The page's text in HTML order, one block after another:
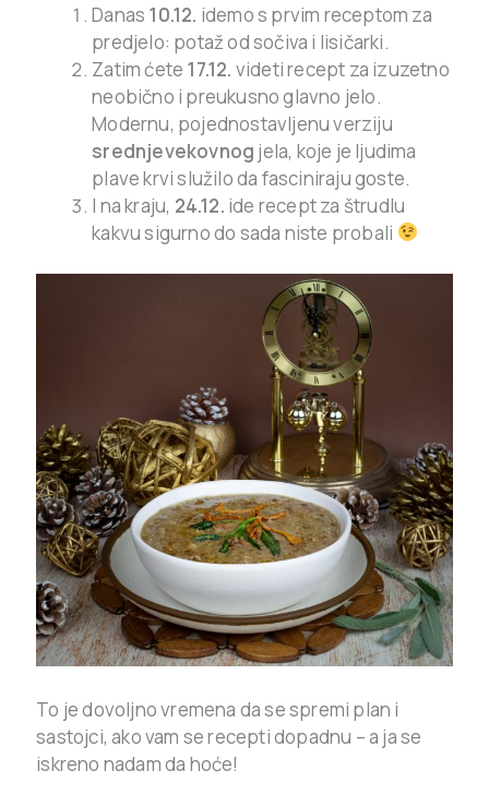
Danas 10.12. idemo s prvim receptom za
predjelo: potaž od sočiva i lisičarki.
Zatim ćete 17.12. videti recept za izuzetno
neobično i preukusno glavno jelo.
Modernu, pojednostavljenu verziju
srednjevekovnog jela, koje je ljudima
plave krvi služilo da fasciniraju goste.
I na kraju, 24.12. ide recept za štrudlu
kakvu sigurno do sada niste probali
To je dovoljno vremena da se spremi plan i
sastojci, ako vam se recepti dopadnu – a ja se
iskreno nadam da hoće!